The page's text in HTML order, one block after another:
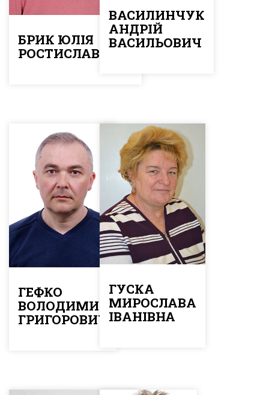
БРИК ЮЛІЯ
РОСТИСЛАВІВНА
ВАСИЛИНЧУК
АНДРІЙ
ВАСИЛЬОВИЧ
ГЕФКО
ВОЛОДИМИР
ГРИГОРОВИЧ
ГУСКА
МИРОСЛАВА
ІВАНІВНА